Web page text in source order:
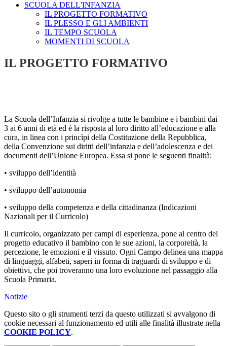
SCUOLA DELL'INFANZIA
IL PROGETTO FORMATIVO
IL PLESSO E GLI AMBIENTI
IL TEMPO SCUOLA
MOMENTI DI SCUOLA
IL PROGETTO FORMATIVO
La Scuola dell’Infanzia si rivolge a tutte le bambine e i bambini dai
3 ai 6 anni di età ed è la risposta al loro diritto all’educazione e alla
cura, in linea con i princìpi della Costituzione della Repubblica,
della Convenzione sui diritti dell’infanzia e dell’adolescenza e dei
documenti dell’Unione Europea. Essa si pone le seguenti finalità:
• sviluppo dell’identità
• sviluppo dell’autonomia
• sviluppo della competenza e della cittadinanza (Indicazioni
Nazionali per il Curricolo)
Il curricolo, organizzato per campi di esperienza, pone al centro del
progetto educativo il bambino con le sue azioni, la corporeità, la
percezione, le emozioni e il vissuto. Ogni Campo delinea una mappa
di linguaggi, alfabeti, saperi in forma di traguardi di sviluppo e di
obiettivi, che poi troveranno una loro evoluzione nel passaggio alla
Scuola Primaria.
Notizie
Questo sito o gli strumenti terzi da questo utilizzati si avvalgono di
cookie necessari al funzionamento ed utili alle finalità illustrate nella
COOKIE POLICY.